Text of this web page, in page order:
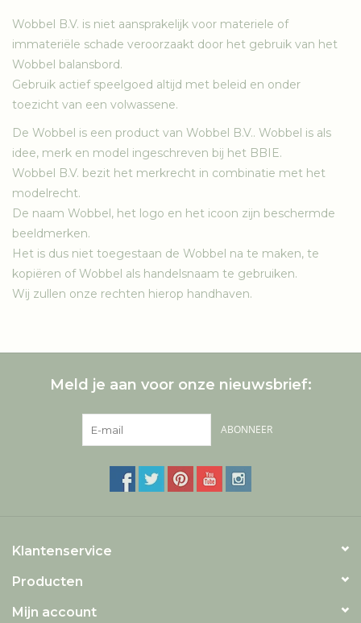
Wobbel B.V. is niet aansprakelijk voor materiele of
immateriële schade veroorzaakt door het gebruik van het
Wobbel balansbord.
Gebruik actief speelgoed altijd met beleid en onder
toezicht van een volwassene.
De Wobbel is een product van Wobbel B.V.. Wobbel is als
idee, merk en model ingeschreven bij het BBIE.
Wobbel B.V. bezit het merkrecht in combinatie met het
modelrecht.
De naam Wobbel, het logo en het icoon zijn beschermde
beeldmerken.
Het is dus niet toegestaan de Wobbel na te maken, te
kopiëren of Wobbel als handelsnaam te gebruiken.
Wij zullen onze rechten hierop handhaven.
Meld je aan voor onze nieuwsbrief:
ABONNEER
Klantenservice
Producten
Mijn account